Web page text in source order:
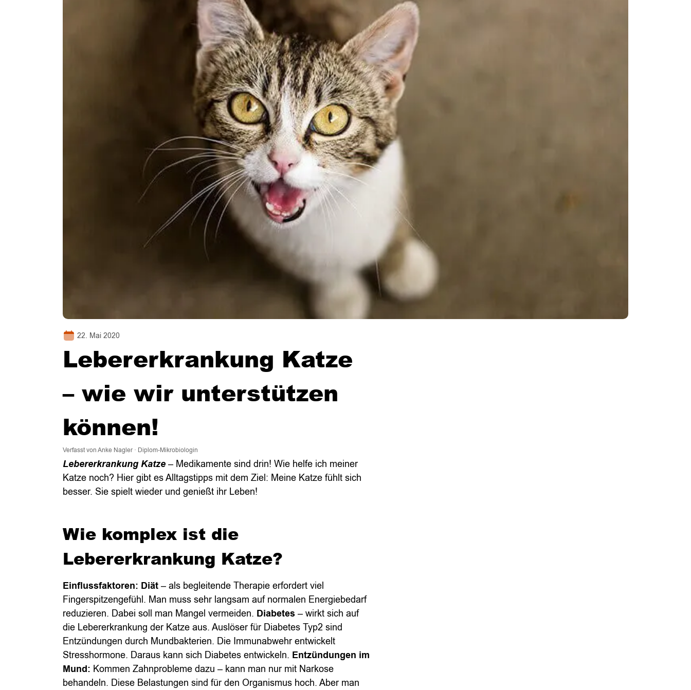
22. Mai 2020
Lebererkrankung Katze
– wie wir unterstützen
können!
Verfasst von Anke Nagler · Diplom-Mikrobiologin
Lebererkrankung Katze – Medikamente sind drin! Wie helfe ich meiner
Katze noch? Hier gibt es Alltagstipps mit dem Ziel: Meine Katze fühlt sich
besser. Sie spielt wieder und genießt ihr Leben!
Wie komplex ist die
Lebererkrankung Katze?
Einflussfaktoren: Diät – als begleitende Therapie erfordert viel
Fingerspitzengefühl. Man muss sehr langsam auf normalen Energiebedarf
reduzieren. Dabei soll man Mangel vermeiden. Diabetes – wirkt sich auf
die Lebererkrankung der Katze aus. Auslöser für Diabetes Typ2 sind
Entzündungen durch Mundbakterien. Die Immunabwehr entwickelt
Stresshormone. Daraus kann sich Diabetes entwickeln. Entzündungen im
Mund: Kommen Zahnprobleme dazu – kann man nur mit Narkose
behandeln. Diese Belastungen sind für den Organismus hoch. Aber man